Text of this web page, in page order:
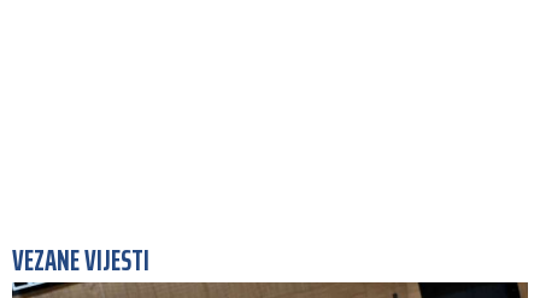
VEZANE VIJESTI